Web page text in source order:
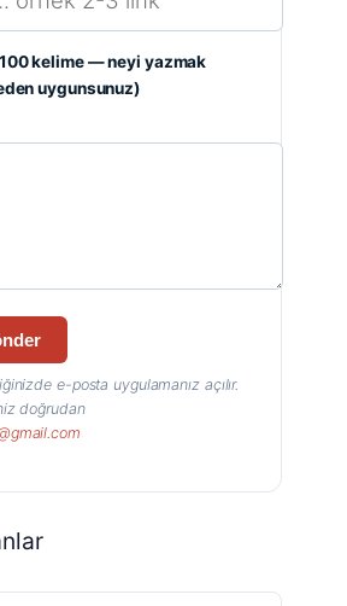
kelime — neyi yazmak
uygunsunuz)
e-posta uygulamanız açılır.
doğrudan